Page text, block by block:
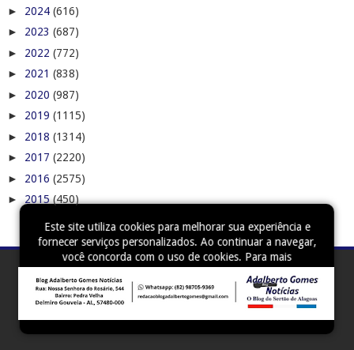
Este site utiliza cookies para melhorar sua experiência e
fornecer serviços personalizados. Ao continuar a navegar,
você concorda com o uso de cookies. Para mais
Aceitar
► 2024 (616)
► 2023 (687)
► 2022 (772)
► 2021 (838)
► 2020 (987)
► 2019 (1115)
► 2018 (1314)
► 2017 (2220)
► 2016 (2575)
► 2015(450)